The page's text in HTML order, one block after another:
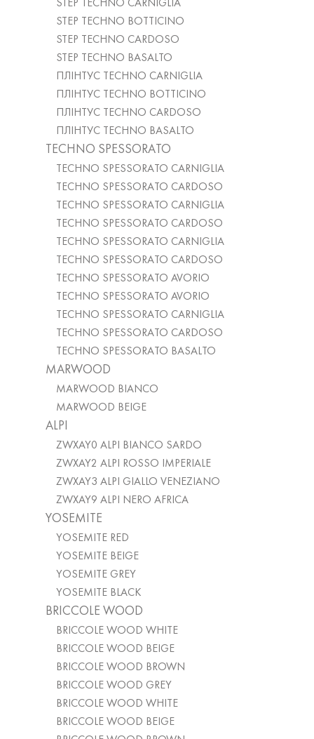
STEP TECHNO CARNIGLIA
STEP TECHNO BOTTICINO
STEP TECHNO CARDOSO
STEP TECHNO BASALTO
ПЛІНТУС TECHNO CARNIGLIA
ПЛІНТУС TECHNO BOTTICINO
ПЛІНТУС TECHNO CARDOSO
ПЛІНТУС TECHNO BASALTO
TECHNO SPESSORATO
TECHNO SPESSORATO CARNIGLIA
TECHNO SPESSORATO CARDOSO
TECHNO SPESSORATO CARNIGLIA
TECHNO SPESSORATO CARDOSO
TECHNO SPESSORATO CARNIGLIA
TECHNO SPESSORATO CARDOSO
TECHNO SPESSORATO AVORIO
TECHNO SPESSORATO AVORIO
TECHNO SPESSORATO CARNIGLIA
TECHNO SPESSORATO CARDOSO
TECHNO SPESSORATO BASALTO
MARWOOD
MARWOOD BIANCO
MARWOOD BEIGE
ALPI
ZWXAY0 ALPI BIANCO SARDO
ZWXAY2 ALPI ROSSO IMPERIALE
ZWXAY3 ALPI GIALLO VENEZIANO
ZWXAY9 ALPI NERO AFRICA
YOSEMITE
YOSEMITE RED
YOSEMITE BEIGE
YOSEMITE GREY
YOSEMITE BLACK
BRICCOLE WOOD
BRICCOLE WOOD WHITE
BRICCOLE WOOD BEIGE
BRICCOLE WOOD BROWN
BRICCOLE WOOD GREY
BRICCOLE WOOD WHITE
BRICCOLE WOOD BEIGE